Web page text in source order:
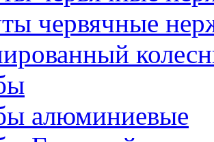
червячные
алюминиевые